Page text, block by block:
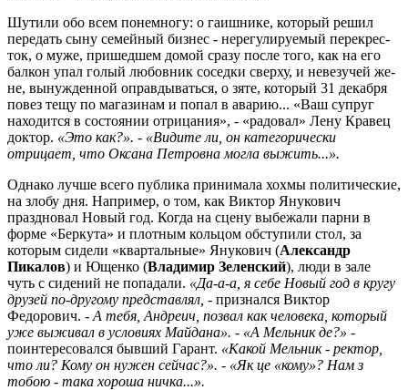
Шутили обо всем понемногу: о гаишнике, который решил
передать сыну семейный бизнес - нерегулируемый перекрес­
ток, о му­­­же, пришедшем домой сра­зу после того, как на его
балкон упал голый любовник соседки сверху, и невезучей же­
не, вынужденной оправдываться, о зяте, который 31 декабря
повез тещу по магазинам и попал в аварию... «Ваш супруг
находится в состоянии отрицания», - «радовал» Лену Кравец
доктор. «Это как?». - «Видите ли, он категорически
отрицает, что Оксана Петровна могла выжить...».
Однако лучше всего публика принимала хохмы политические,
на злобу дня. Например, о том, как Виктор Янукович
праздновал Новый год. Когда на сцену выбежали парни в
форме «Беркута» и плотным кольцом обступили стол, за
которым сидели «квартальные» Янукович (Александр
Пикалов) и Ющенко (Владимир Зеленский), люди в зале
чуть с сидений не попадали. «Да-а-а, я себе Новый год в кругу
друзей по-другому представлял, - признался Виктор
Федорович. - А тебя, Андреич, позвал как человека, который
уже выживал в условиях Майдана». - «А Мельник де?» -
поинтересовался бывший Гарант. «Какой Мельник - ректор,
что ли? Кому он нужен сейчас?». - «Як це «кому»? Нам з
тобою - така хороша ничка...».